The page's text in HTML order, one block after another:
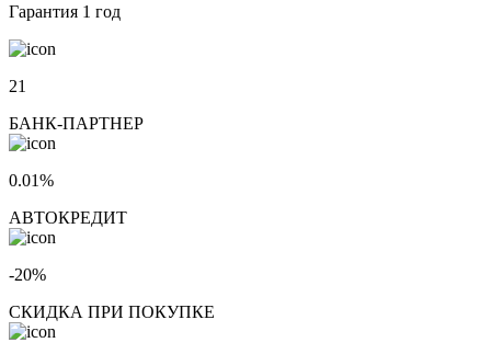
Гарантия 1 год
21
БАНК-ПАРТНЕР
0.01%
АВТОКРЕДИТ
-20%
СКИДКА ПРИ ПОКУПКЕ